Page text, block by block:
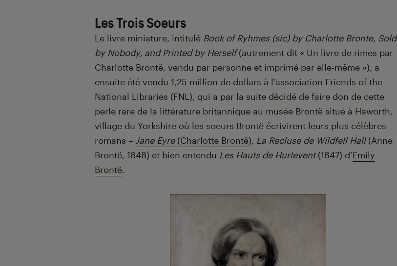
Les Trois Soeurs
Le livre miniature, intitulé Book of Ryhmes (sic) by Charlotte Bronte, Sold
by Nobody, and Printed by Herself(autrement dit « Un livre de rimes par
Charlotte Brontë, vendu par personne et imprimé par elle-même »), a
ensuite été vendu 1,25 million de dollars à l’association Friends of the
National Libraries (FNL), qui a par la suite décidé de faire don de cette
perle rare de la littérature britannique au musée Brontë situé à Haworth,
village du Yorkshire où les soeurs Brontë écrivirent leurs plus célèbres
romans – Jane Eyre (Charlotte Brontë), La Recluse de Wildfell Hall(Anne
Brontë, 1848) et bien entendu Les Hauts de Hurlevent(1847) d’Emily
Brontë.